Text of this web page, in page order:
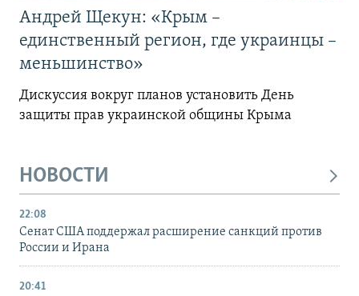
Андрей Щекун: «Крым –
единственный регион, где украинцы –
меньшинство»
Дискуссия вокруг планов установить День
защиты прав украинской общины Крыма
НОВОСТИ
22:08
Сенат США поддержал расширение санкций против
России и Ирана
20:41